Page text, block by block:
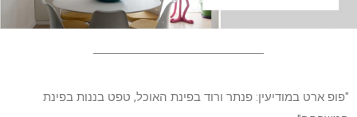
"פופ ארט במודיעין: פנתר ורוד בפינת האוכל, טפט בננות בפינת